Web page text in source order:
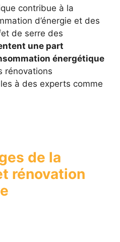
contribue à la
d’énergie et des
de serre des
une part
énergétique
rénovations
à des experts comme
de la
rénovation